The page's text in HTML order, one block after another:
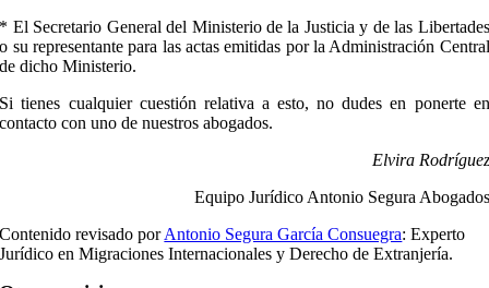
* El Secretario General del Ministerio de la Justicia y de las Libertades
o su representante para las actas emitidas por la Administración Central
de dicho Ministerio.
Si tienes cualquier cuestión relativa a esto, no dudes en ponerte en
contacto con uno de nuestros abogados.
Elvira Rodríguez
Equipo Jurídico Antonio Segura Abogados
Contenido revisado porAntonio Segura García Consuegra: Experto
Jurídico en Migraciones Internacionales y Derecho de Extranjería.